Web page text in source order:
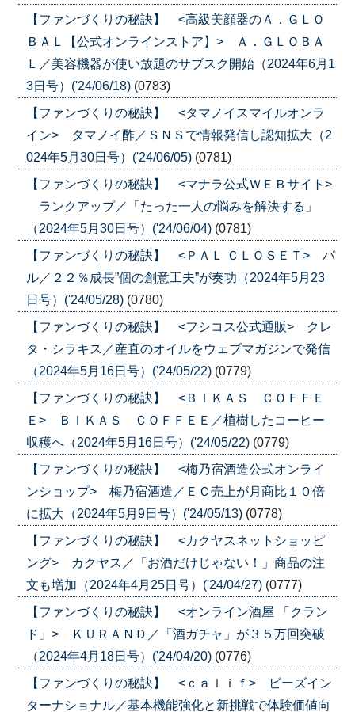
【ファンづくりの秘訣】 <高級美顔器のＡ．ＧＬＯ
ＢＡＬ【公式オンラインストア】> Ａ．ＧＬＯＢＡ
Ｌ／美容機器が使い放題のサブスク開始（2024年6月1
3日号）('24/06/18) (0783)
【ファンづくりの秘訣】 <タマノイスマイルオンラ
イン> タマノイ酢／ＳＮＳで情報発信し認知拡大（2
024年5月30日号）('24/06/05) (0781)
【ファンづくりの秘訣】 <マナラ公式ＷＥＢサイト>
ランクアップ／「たった一人の悩みを解決する」
（2024年5月30日号）('24/06/04) (0781)
【ファンづくりの秘訣】 <ＰＡＬ ＣＬＯＳＥＴ> パ
ル／２２％成長”個の創意工夫”が奏功（2024年5月23
日号）('24/05/28) (0780)
【ファンづくりの秘訣】 <フシコス公式通販> クレ
タ・シラキス／産直のオイルをウェブマガジンで発信
（2024年5月16日号）('24/05/22) (0779)
【ファンづくりの秘訣】 <ＢＩＫＡＳ ＣＯＦＦＥ
Ｅ> ＢＩＫＡＳ ＣＯＦＦＥＥ／植樹したコーヒー
収穫へ（2024年5月16日号）('24/05/22) (0779)
【ファンづくりの秘訣】 <梅乃宿酒造公式オンライ
ンショップ> 梅乃宿酒造／ＥＣ売上が月商比１０倍
に拡大（2024年5月9日号）('24/05/13) (0778)
【ファンづくりの秘訣】 <カクヤスネットショッピ
ング> カクヤス／「お酒だけじゃない！」商品の注
文も増加（2024年4月25日号）('24/04/27) (0777)
【ファンづくりの秘訣】 <オンライン酒屋 「クラン
ド」> ＫＵＲＡＮＤ／「酒ガチャ」が３５万回突破
（2024年4月18日号）('24/04/20) (0776)
【ファンづくりの秘訣】 <ｃａｌｉｆ> ビーズイン
ターナショナル／基本機能強化と新挑戦で体験価値向